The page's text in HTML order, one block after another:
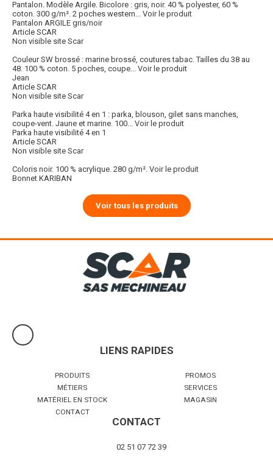
Pantalon. Modèle Argile. Bicolore : gris, noir. 40 % polyester, 60 %
coton. 300 g/m². 2 poches western...
Voir le produit
Pantalon ARGILE gris/noir
Article SCAR
Non visible site Scar
Couleur SW brossé : marine brossé, coutures tabac. Tailles du 38 au
48. 100 % coton. 5 poches, coupe...
Voir le produit
Jean
Article SCAR
Non visible site Scar
Parka haute visibilité 4 en 1 : parka, blouson, gilet sans manches,
coupe-vent. Jaune et marine. 100...
Voir le produit
Parka haute visibilité 4 en 1
Article SCAR
Non visible site Scar
Coloris noir. 100 % acrylique. 280 g/m². Voir le produit
Bonnet KARIBAN
Voir tous les produits
LIENS RAPIDES
PRODUITS
PROMOS
MÉTIERS
SERVICES
MATÉRIEL EN STOCK
MAGASIN
CONTACT
CONTACT
02 51 07 72 39